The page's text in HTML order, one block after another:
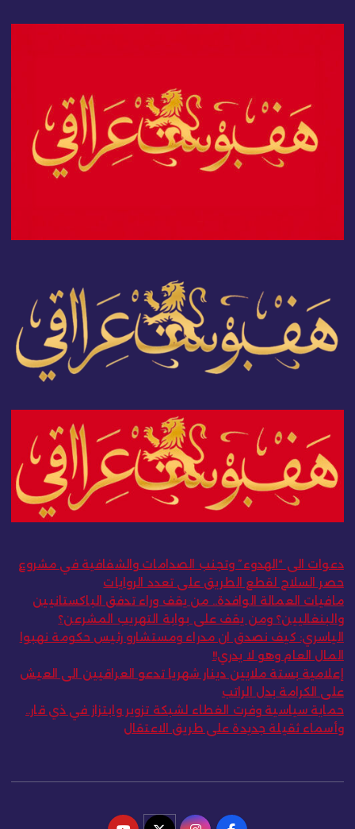
دعوات الى “الهدوء” وتجنب الصدامات والشفافية في مشروع
حصر السلاح لقطع الطريق على تعدد الروايات
مافيات العمالة الوافدة.. من يقف وراء تدفق الباكستانيين
والبنغاليين؟ ومن يقف على بوابة التهريب المشرعن؟
الياسري: كيف نصدق ان مدراء ومستشارو رئيس حكومة نهبوا
المال العام وهو لا يدري!!
إعلامية بستة ملايين دينار شهريا تدعو العراقيين الى العيش
على الكرامة بدل الراتب
حماية سياسية وفرت الغطاء لشبكة تزوير وابتزاز في ذي قار..
وأسماء ثقيلة جديدة على طريق الاعتقال